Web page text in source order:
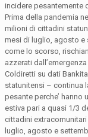
incidere pesantemente
Prima della pandemia
milioni di cittadini
mesi di luglio, agosto e
come lo scorso,
azzerati
Coldiretti su dati
statunitensi – continua
pesante perche’ hanno
estiva pari a quasi 1/3
cittadini
luglio, agosto e